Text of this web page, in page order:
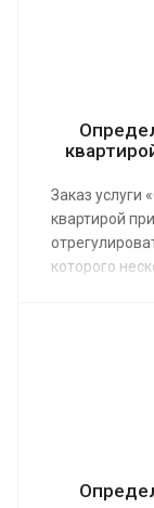
Заказ услуги
квартирой
которого
суде по